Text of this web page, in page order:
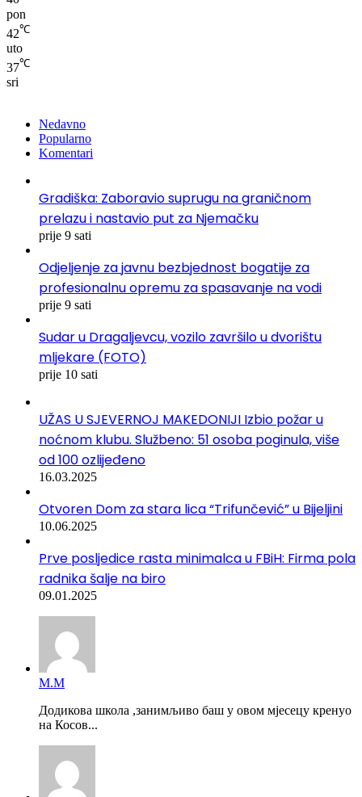
pon
42℃
uto
37℃
sri
Nedavno
Popularno
Komentari
Gradiška: Zaboravio suprugu na graničnom
prelazu i nastavio put za Njemačku
prije 9 sati
Odjeljenje za javnu bezbjednost bogatije za
profesionalnu opremu za spasavanje na vodi
prije 9 sati
Sudar u Dragaljevcu, vozilo završilo u dvorištu
mljekare (FOTO)
prije 10 sati
UŽAS U SJEVERNOJ MAKEDONIJI Izbio požar u
noćnom klubu. Službeno: 51 osoba poginula, više
od 100 ozlijeđeno
16.03.2025
Otvoren Dom za stara lica “Trifunčević” u Bijeljini
10.06.2025
Prve posljedice rasta minimalca u FBiH: Firma pola
radnika šalje na biro
09.01.2025
М.М
Додикова школа ,занимљиво баш у овом мјесецу кренуо
на Косов...